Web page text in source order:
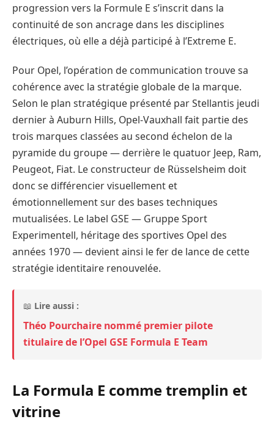
progression vers la Formule E s’inscrit dans la
continuité de son ancrage dans les disciplines
électriques, où elle a déjà participé à l’Extreme E.
Pour Opel, l’opération de communication trouve sa
cohérence avec la stratégie globale de la marque.
Selon le plan stratégique présenté par Stellantis jeudi
dernier à Auburn Hills, Opel-Vauxhall fait partie des
trois marques classées au second échelon de la
pyramide du groupe — derrière le quatuor Jeep, Ram,
Peugeot, Fiat. Le constructeur de Rüsselsheim doit
donc se différencier visuellement et
émotionnellement sur des bases techniques
mutualisées. Le label GSE — Gruppe Sport
Experimentell, héritage des sportives Opel des
années 1970 — devient ainsi le fer de lance de cette
stratégie identitaire renouvelée.
📖 Lire aussi :
Théo Pourchaire nommé premier pilote
titulaire de l’Opel GSE Formula E Team
La Formula E comme tremplin et
vitrine